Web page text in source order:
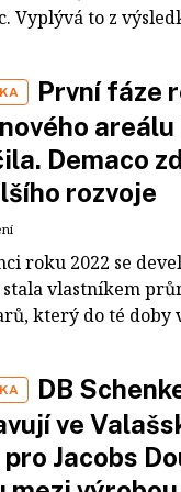
Vyplývá to z
První fáze
areálu
Demaco
rozvoje
roku 2022 se
stala vlastníkem
který do té doby
DB
ve
Jacobs